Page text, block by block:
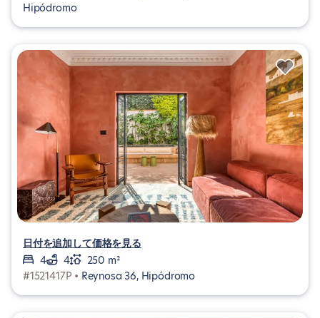
Hipódromo
日付を追加して価格を見る
4
4
250 m²
#1521417P • Reynosa 36, Hipódromo